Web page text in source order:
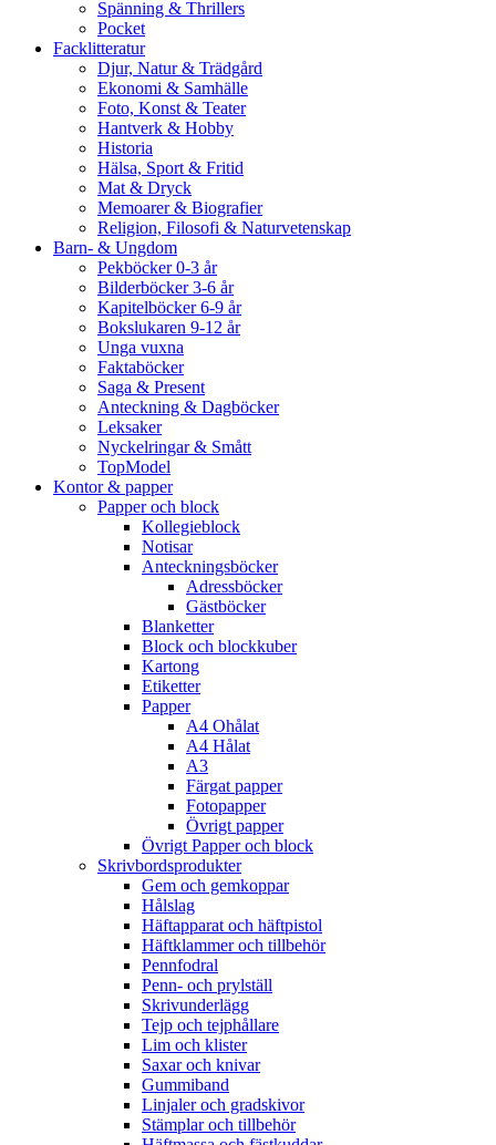
Spänning & Thrillers
Pocket
Facklitteratur
Djur, Natur & Trädgård
Ekonomi & Samhälle
Foto, Konst & Teater
Hantverk & Hobby
Historia
Hälsa, Sport & Fritid
Mat & Dryck
Memoarer & Biografier
Religion, Filosofi & Naturvetenskap
Barn- & Ungdom
Pekböcker 0-3 år
Bilderböcker 3-6 år
Kapitelböcker 6-9 år
Bokslukaren 9-12 år
Unga vuxna
Faktaböcker
Saga & Present
Anteckning & Dagböcker
Leksaker
Nyckelringar & Smått
TopModel
Kontor & papper
Papper och block
Kollegieblock
Notisar
Anteckningsböcker
Adressböcker
Gästböcker
Blanketter
Block och blockkuber
Kartong
Etiketter
Papper
A4 Ohålat
A4 Hålat
A3
Färgat papper
Fotopapper
Övrigt papper
Övrigt Papper och block
Skrivbordsprodukter
Gem och gemkoppar
Hålslag
Häftapparat och häftpistol
Häftklammer och tillbehör
Pennfodral
Penn- och prylställ
Skrivunderlägg
Tejp och tejphållare
Lim och klister
Saxar och knivar
Gummiband
Linjaler och gradskivor
Stämplar och tillbehör